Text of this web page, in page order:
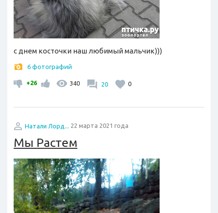
с днем косточки наш любимый мальчик)))
6 фотографий
+26 340 20 0
Натали Лорд... 22 марта 2021 года
Мы Растем